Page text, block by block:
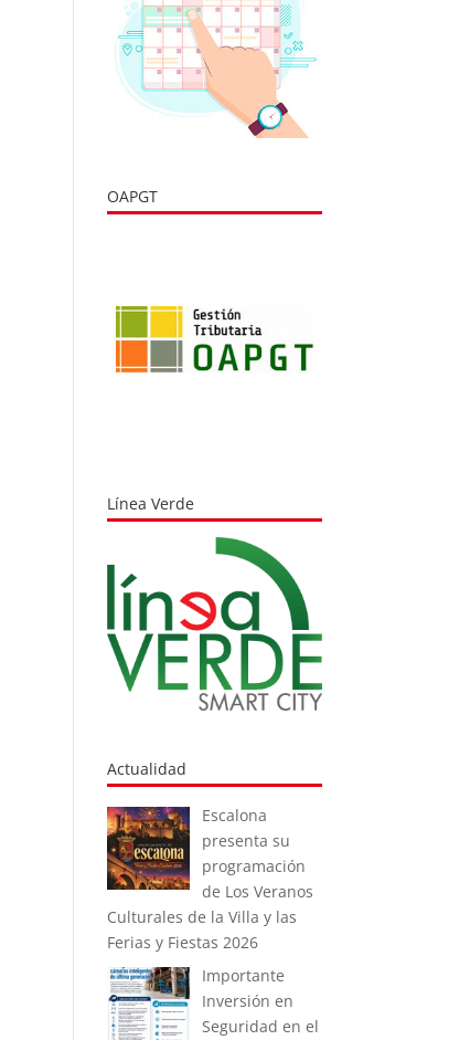
OAPGT
Línea Verde
Actualidad
Escalona
presenta su
programación
de Los Veranos
Culturales de la Villa y las
Ferias y Fiestas 2026
Importante
Inversión en
Seguridad en el